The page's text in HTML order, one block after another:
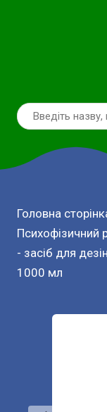
Головна
Психофізичний
- засіб для
1000 мл